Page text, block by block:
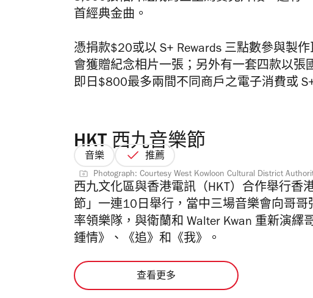
首經典金曲。
憑捐款$20或以 S+ Rewards 三點數參與製
會獲贈紀念相片一張；另外有一套四款以張
即日$800最多兩間不同商戶之電子消費或
HKT 西九音樂節
音樂 推薦
Photograph: Courtesy West Kowloon Cultural District
西九文化區與香港電訊（HKT）合作舉行香
節」一連10日舉行，當中三場音樂會向哥哥
率領樂隊，與衛蘭和 Walter Kwan 重新演繹
鍾情》、《追》和《我》。
查看更多